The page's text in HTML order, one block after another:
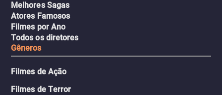
Melhores Sagas
Atores Famosos
Filmes por Ano
Todos os diretores
Gêneros
Filmes de Ação
Filmes de Terror